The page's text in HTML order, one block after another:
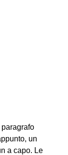
paragrafo
un
a capo. Le